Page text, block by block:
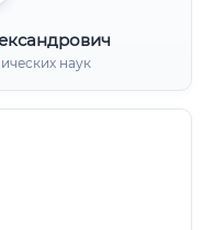
наук